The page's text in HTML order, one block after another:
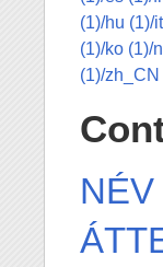
(1)/hu (1)/it
(1)/ko (1)/nl
(1)/zh_CN
NÉV